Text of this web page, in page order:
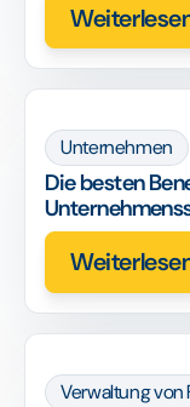
Unternehmen
Die besten
Verwaltung von